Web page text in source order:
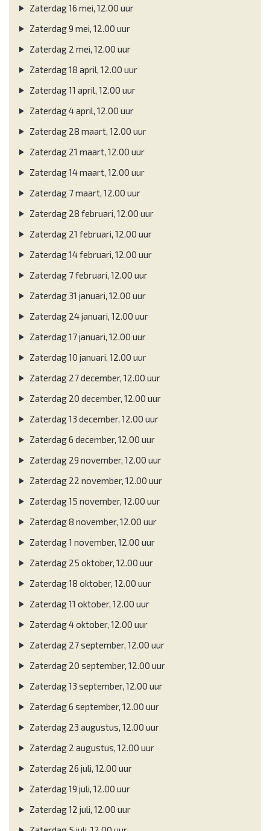
Zaterdag 16 mei, 12.00 uur
Zaterdag 9 mei, 12.00 uur
Zaterdag 2 mei, 12.00 uur
Zaterdag 18 april, 12.00 uur
Zaterdag 11 april, 12.00 uur
Zaterdag 4 april, 12.00 uur
Zaterdag 28 maart, 12.00 uur
Zaterdag 21 maart, 12.00 uur
Zaterdag 14 maart, 12.00 uur
Zaterdag 7 maart, 12.00 uur
Zaterdag 28 februari, 12.00 uur
Zaterdag 21 februari, 12.00 uur
Zaterdag 14 februari, 12.00 uur
Zaterdag 7 februari, 12.00 uur
Zaterdag 31 januari, 12.00 uur
Zaterdag 24 januari, 12.00 uur
Zaterdag 17 januari, 12.00 uur
Zaterdag 10 januari, 12.00 uur
Zaterdag 27 december, 12.00 uur
Zaterdag 20 december, 12.00 uur
Zaterdag 13 december, 12.00 uur
Zaterdag 6 december, 12.00 uur
Zaterdag 29 november, 12.00 uur
Zaterdag 22 november, 12.00 uur
Zaterdag 15 november, 12.00 uur
Zaterdag 8 november, 12.00 uur
Zaterdag 1 november, 12.00 uur
Zaterdag 25 oktober, 12.00 uur
Zaterdag 18 oktober, 12.00 uur
Zaterdag 11 oktober, 12.00 uur
Zaterdag 4 oktober, 12.00 uur
Zaterdag 27 september, 12.00 uur
Zaterdag 20 september, 12.00 uur
Zaterdag 13 september, 12.00 uur
Zaterdag 6 september, 12.00 uur
Zaterdag 23 augustus, 12.00 uur
Zaterdag 2 augustus, 12.00 uur
Zaterdag 26 juli, 12.00 uur
Zaterdag 19 juli, 12.00 uur
Zaterdag 12 juli, 12.00 uur